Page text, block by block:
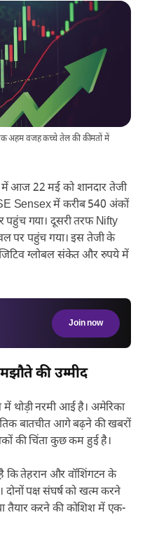
अहम वजह कच्चे तेल की कीमतों में
में आज 22 मई को शानदार तेजी
Sensex में करीब 540 अंकों
गया। दूसरी तरफ Nifty
पर पहुंच गया। इस तेजी के
ग्लोबल संकेत और रुपये में
Join now
की उम्मीद
में थोड़ी नरमी आई है। अमेरिका
बातचीत आगे बढ़ने की खबरों
की चिंता कुछ कम हुई है।
कि तेहरान और वॉशिंगटन के
दोनों पक्ष संघर्ष को खत्म करने
तैयार करने की कोशिश में एक-